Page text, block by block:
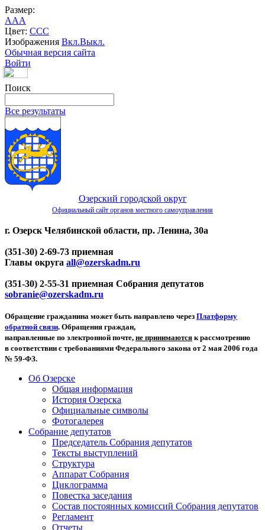
Размер:
AAA
Цвет: CCC
Изображения Вкл.Выкл.
Обычная версия сайта
Войти
Поиск
Все результаты
Озерский городской округ
Официальный сайт органов местного самоуправления
г. Озерск Челябинской области, пр. Ленина, 30а
(351-30) 2-69-73 приемная
Главы округа all@ozerskadm.ru
(351-30) 2-55-31 приемная Собрания депутатов
sobranie@ozerskadm.ru
Обращение гражданина может быть направлено через Платформу
обратной связи. Обращения граждан,
направленные по электронной почте, не принимаются к рассмотрению
в соответствии с требованиями Федерального закона от 2 мая 2006 года
№ 59-ФЗ.
Об Озерске
Общая информация
История Озерска
Официальные символы
Фотогалерея
Собрание депутатов
Председатель Собрания депутатов
Тексты выступлений
Структура
Аппарат Собрания
Циклограмма
Повестка заседания
Состав постоянных комиссий Собрания депутатов
Регламент
Отчеты